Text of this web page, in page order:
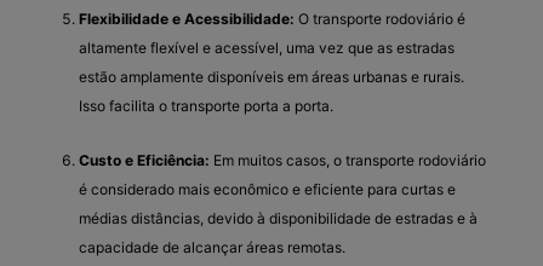
Flexibilidade e Acessibilidade: O transporte rodoviário é
altamente flexível e acessível, uma vez que as estradas
estão amplamente disponíveis em áreas urbanas e rurais.
Isso facilita o transporte porta a porta.
Custo e Eficiência: Em muitos casos, o transporte rodoviário
é considerado mais econômico e eficiente para curtas e
médias distâncias, devido à disponibilidade de estradas e à
capacidade de alcançar áreas remotas.